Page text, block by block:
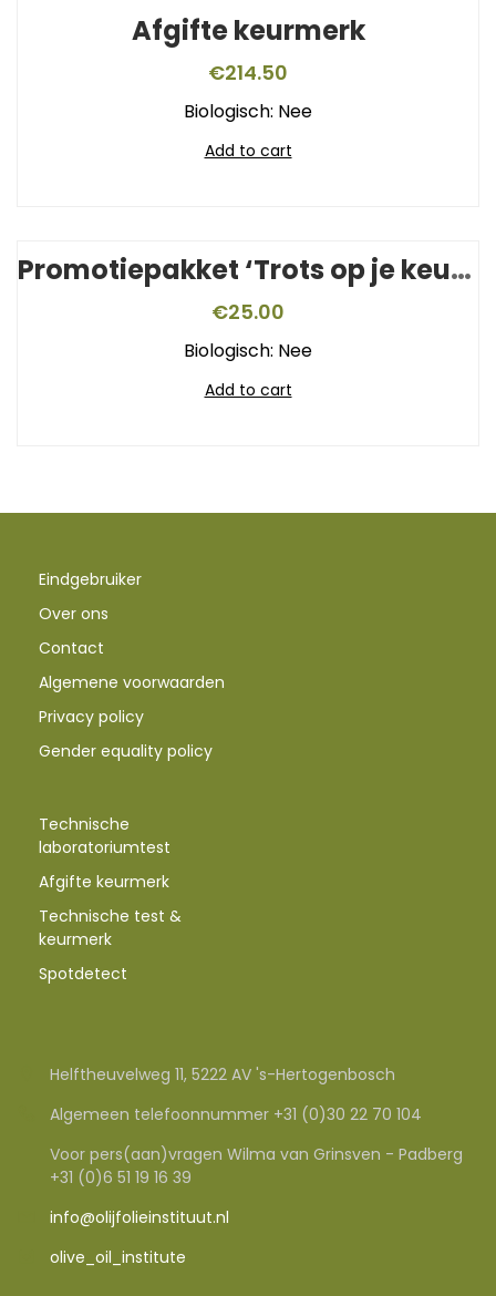
Afgifte keurmerk
€214.50
Biologisch: Nee
Add to cart
Promotiepakket ‘Trots op je keurmerk’
€25.00
Biologisch: Nee
Add to cart
Eindgebruiker
Over ons
Contact
Algemene voorwaarden
Privacy policy
Gender equality policy
Technische
laboratoriumtest
Afgifte keurmerk
Technische test &
keurmerk
Spotdetect
Helftheuvelweg 11, 5222 AV 's-Hertogenbosch
Algemeen telefoonnummer +31 (0)30 22 70 104
Voor pers(aan)vragen Wilma van Grinsven - Padberg
+31 (0)6 51 19 16 39
info@olijfolieinstituut.nl
olive_oil_institute